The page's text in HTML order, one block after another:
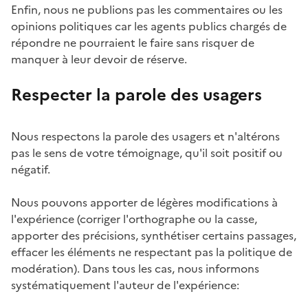
Enfin, nous ne publions pas les commentaires ou les
opinions politiques car les agents publics chargés de
répondre ne pourraient le faire sans risquer de
manquer à leur devoir de réserve.
Respecter la parole des usagers
Nous respectons la parole des usagers et n'altérons
pas le sens de votre témoignage, qu'il soit positif ou
négatif.
Nous pouvons apporter de légères modifications à
l'expérience (corriger l'orthographe ou la casse,
apporter des précisions, synthétiser certains passages,
effacer les éléments ne respectant pas la politique de
modération). Dans tous les cas, nous informons
systématiquement l'auteur de l'expérience: